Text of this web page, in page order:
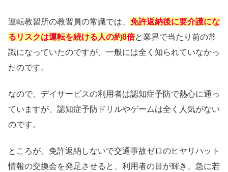
運転教習所の教習員の常識では、 免許返納後に要介護にな
るリスクは運転を続ける人の約8倍と業界で当たり前の常
識になっていたのですが、一般には全く知られていなかっ
たのです。
なので、デイサービスの利用者は認知症予防で熱心に通っ
ていますが、認知症予防ドリルやゲームは全く人気がない
のです。
ところが、免許返納しないで交通事故ゼロのヒヤリハット
情報の交換会を発足させると、利用者の目が輝き、急に若